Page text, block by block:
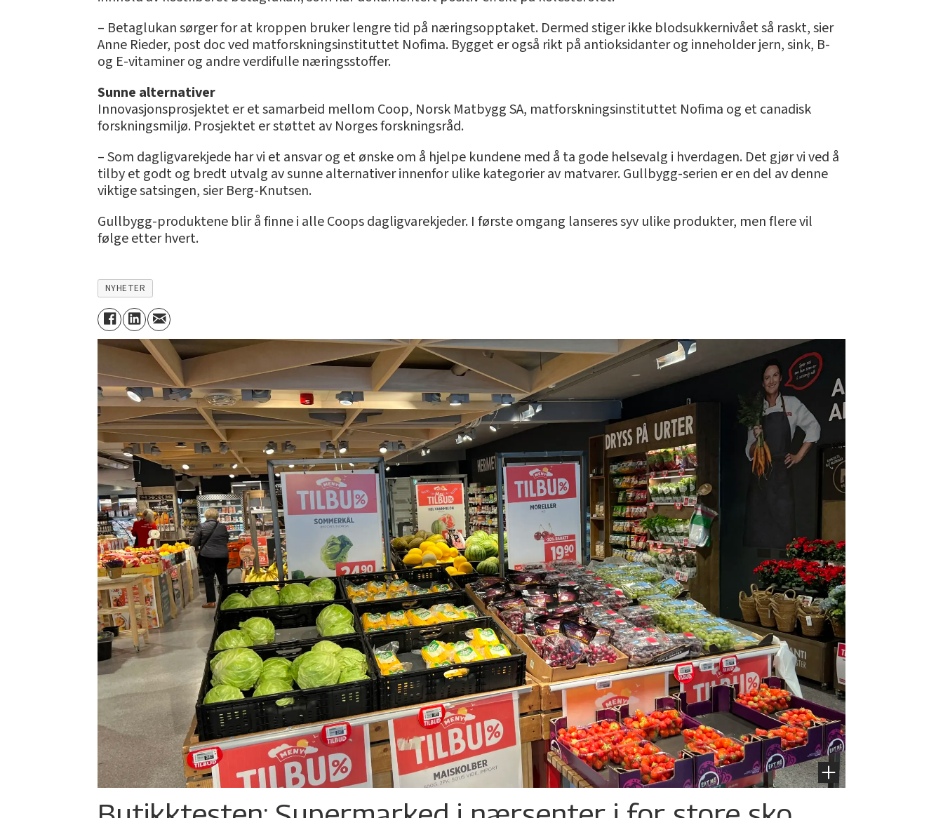
– Betaglukan sørger for at kroppen bruker lengre tid på næringsopptaket. Dermed stiger ikke blodsukkernivået så raskt, sier
Anne Rieder, post doc ved matforskningsinstituttet Nofima. Bygget er også rikt på antioksidanter og inneholder jern, sink, B-
og E-vitaminer og andre verdifulle næringsstoffer.
Sunne alternativer
Innovasjonsprosjektet er et samarbeid mellom Coop, Norsk Matbygg SA, matforskningsinstituttet Nofima og et canadisk
forskningsmiljø. Prosjektet er støttet av Norges forskningsråd.
– Som dagligvarekjede har vi et ansvar og et ønske om å hjelpe kundene med å ta gode helsevalg i hverdagen. Det gjør vi ved å
tilby et godt og bredt utvalg av sunne alternativer innenfor ulike kategorier av matvarer. Gullbygg-serien er en del av denne
viktige satsingen, sier Berg-Knutsen.
Gullbygg-produktene blir å finne i alle Coops dagligvarekjeder. I første omgang lanseres syv ulike produkter, men flere vil
følge etter hvert.
NYHETER